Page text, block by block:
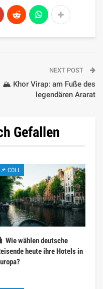
NEXT POST
🏔️ Khor Virap: am Fuße des
legendären Ararat
Gefallen
📌 COLL
Wie wählen deutsche
heute ihre Hotels in